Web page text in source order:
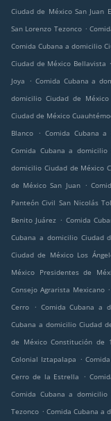
Ciudad de México San Juan
San Lorenzo Tezonco .
Comida Cubana a domicilio
Ciudad de México Bellavista .
Joya
. Comida Cubana a
domicilio Ciudad de
Ciudad de México
Blanco
. Comida Cubana
Comida Cubana a
domicilio Ciudad de México
de México San Juan .
Panteón Civil San Nicolás
Benito Juárez . Comida
Cubana a domicilio Ciudad
Ciudad de México Los
México Presidentes de
Consejo Agrarista Mexicano .
Cerro
. Comida Cubana a
Cubana a domicilio Ciudad
de México Constitución de
Colonial Iztapalapa .
Cerro de la Estrella
.
Comida Cubana a
Tezonco . Comida Cubana a